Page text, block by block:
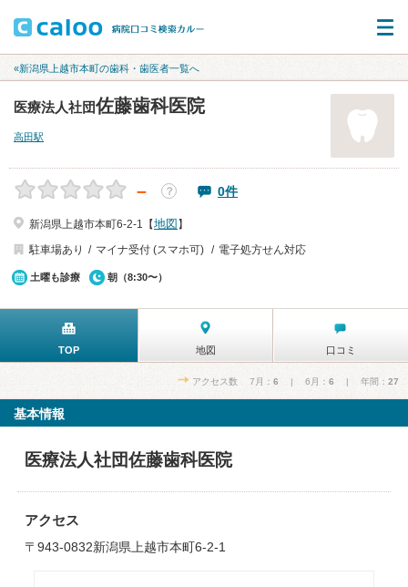
«新潟県上越市本町の歯科・歯医者一覧へ
医療法人社団佐藤歯科医院
高田駅
－ ？ 0件
新潟県上越市本町6-2-1【地図 】
駐車場あり
マイナ受付 (スマホ可) 電子処方せん対応
土曜も診療 朝（8:30〜）
TOP 地図 口コミ
アクセス数 7月： 6 | 6月： 6 | 年間： 27
基本情報
医療法人社団佐藤歯科医院
アクセス
〒943-0832新潟県上越市本町6-2-1